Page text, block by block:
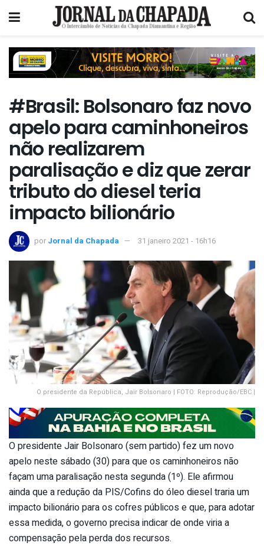
#Brasil: Bolsonaro faz novo
apelo para caminhoneiros
não realizarem
paralisação e diz que zerar
tributo do diesel teria
impacto bilionário
por Jornal da Chapada 31 janeiro 2021 - 16h16
O presidente da República, Jair Bolsonaro | FOTO: Reprodução/EBC |
O presidente Jair Bolsonaro (sem partido) fez um novo
apelo neste sábado (30) para que os caminhoneiros não
façam uma paralisação nesta segunda (1º). Ele afirmou
ainda que a redução da PIS/Cofins do óleo diesel traria um
impacto bilionário para os cofres públicos e que, para adotar
essa medida, o governo precisa indicar de onde viria a
compensação pela perda dos recursos.